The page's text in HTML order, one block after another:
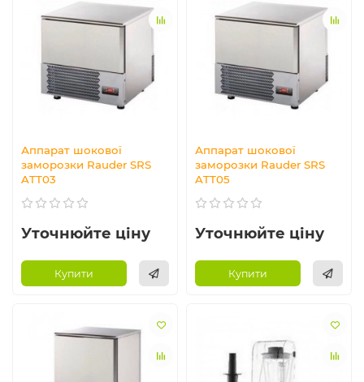
Аппарат шокової
заморозки Rauder SRS
ATT03
Уточнюйте ціну
Купити
Аппарат шокової
заморозки Rauder SRS
ATT05
Уточнюйте ціну
Купити